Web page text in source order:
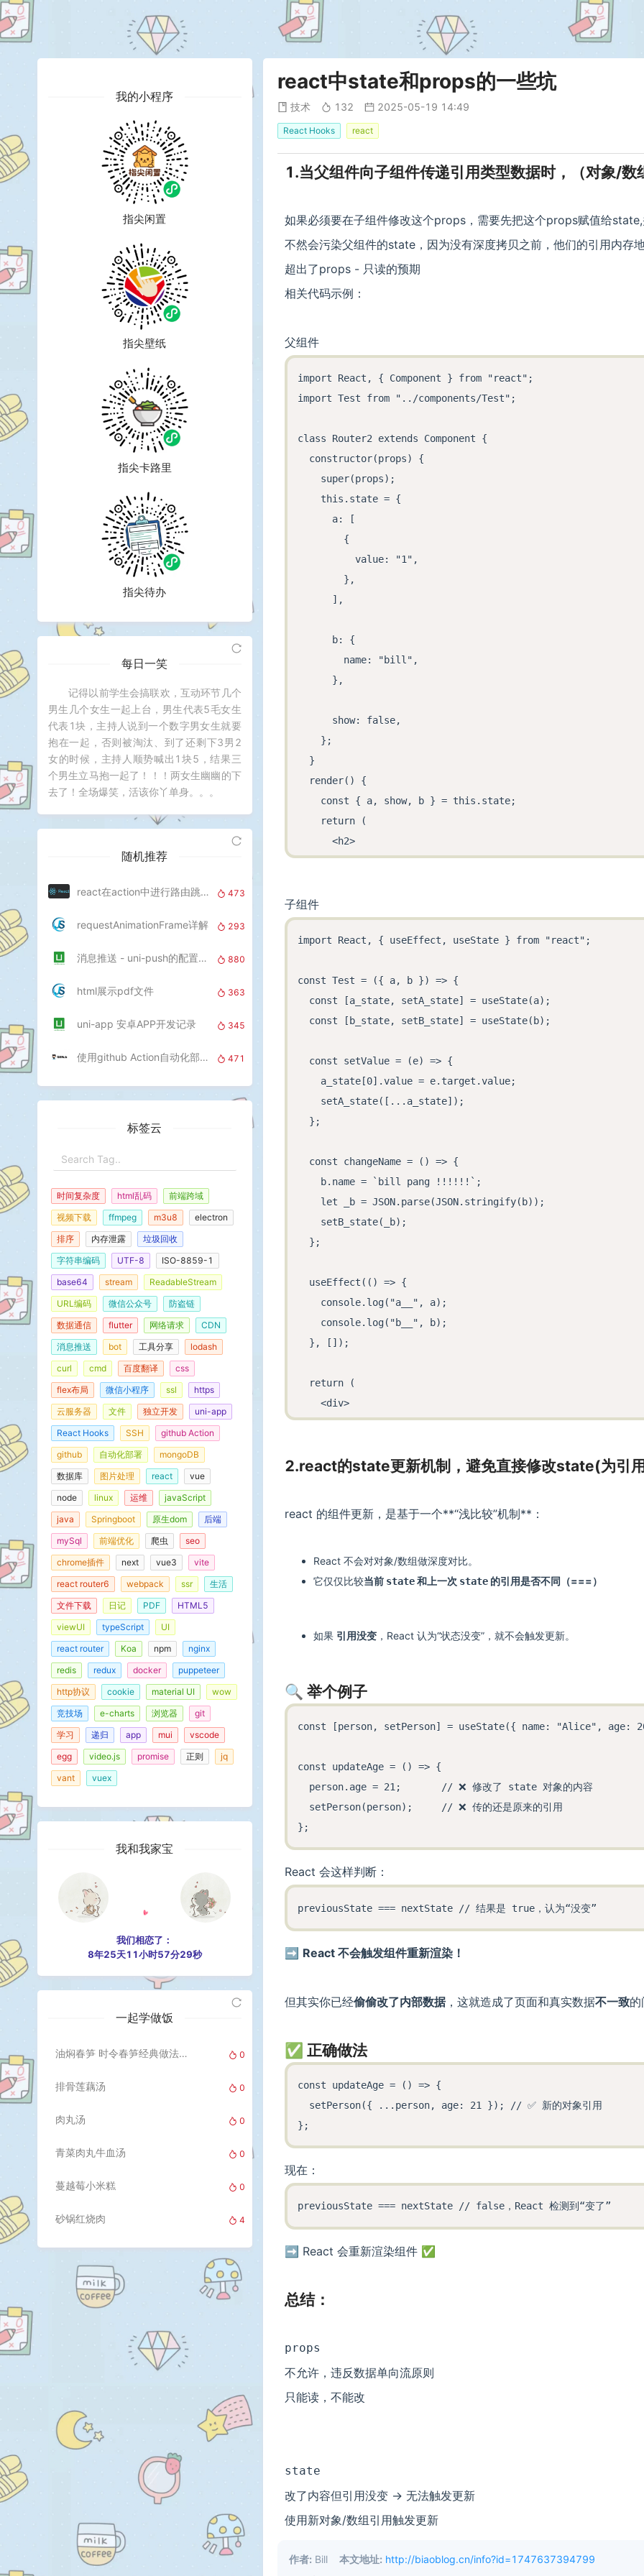
我的小程序
指尖闲置
指尖壁纸
指尖卡路里
指尖待办
每日一笑
记得以前学生会搞联欢，互动环节几个
男生几个女生一起上台，男生代表5毛女生
代表1块，主持人说到一个数字男女生就要
抱在一起，否则被淘汰、到了还剩下3男2
女的时候，主持人顺势喊出1块5，结果三
个男生立马抱一起了！！！两女生幽幽的下
去了！全场爆笑，活该你丫单身。。。
随机推荐
react在action中进行路由跳转 473
requestAnimationFrame详解 293
消息推送 - uni-push的配置和开通 880
html展示pdf文件 363
uni-app 安卓APP开发记录 345
使用github Action自动化部署next项目 471
标签云
时间复杂度 html乱码
前端跨域
视频下载
ffmpeg m3u8
electron
排序
内存泄露
垃圾回收
字符串编码
UTF-8
ISO-8859-1
base64
stream
ReadableStream
URL编码
微信公众号
防盗链
数据通信
flutter 网络请求
CDN
消息推送
bot 工具分享
lodash
curl
cmd 百度翻译
css
flex布局
微信小程序 ssl
https
云服务器
文件 独立开发
uni-app
React Hooks
SSH
github Action
github
自动化部署
mongoDB
数据库
图片处理 react
vue
node
linux 运维
javaScript
java
Springboot 原生dom
后端
mySql
前端优化 爬虫
seo
chrome插件
next vue3
vite
react router6
webpack ssr
生活
文件下载
日记 PDF
HTML5
viewUI
typeScript
UI
react router
Koa npm
nginx
redis
redux docker
puppeteer
http协议
cookie material UI
wow
竞技场
e-charts 浏览器
git
学习
递归 app mui
vscode
egg
video.js promise 正则
jq
vant
vuex
我和我家宝
我们相恋了：
8年25天11小时57分30秒
一起学做饭
油焖春笋 时令春笋经典做法 脆嫩鲜美又不腻口 0
排骨莲藕汤 0
肉丸汤 0
青菜肉丸牛血汤 0
蔓越莓小米糕 0
砂锅红烧肉 4
react中state和props的一些坑
技术 132 2025-05-19 14:49
React Hooks react
1.当父组件向子组件传递引用类型数据时，（对象/数
如果必须要在子组件修改这个props，需要先把这个props赋值给
不然会污染父组件的state，因为没有深度拷贝之前，他们的引用内存
超出了props - 只读的预期
相关代码示例：
父组件
import React, { Component } from "react";
import Test from "../components/Test";
class Router2 extends Component {
constructor(props) {
super(props);
this.state = {
a: [
{
value: "1",
},
],
b: {
name: "bill",
},
show: false,
};
}
render() {
const { a, show, b } = this.state;
return (
<h2>
Router2
a:
{a.map((item, index) => {
return <input type="text" value={item.value}
b:
{b.name}
</div>
<button onClick={() => this.setState({ show: false
) : (
<button onClick={() => this.setState({ show: true
)}
</h2>
);
子组件
import React, { useEffect, useState } from "react";
const Test = ({ a, b }) => {
const [a_state, setA_state] = useState(a);
const [b_state, setB_state] = useState(b);
const setValue = (e) => {
a_state[0].value = e.target.value;
setA_state([...a_state]);
};
const changeName = () => {
b.name = `bill pang !!!!!!`;
let _b = JSON.parse(JSON.stringify(b));
setB_state(_b);
};
useEffect(() => {
console.log("a__", a);
console.log("b__", b);
}, []);
return (
<div>
a_state: <br />
return (
value={item.value}
onChange={setValue}
/>
b_state: <br />
<button onClick={changeName}>修改名称</button>
</div>
);
export default Test;
2.react的state更新机制，避免直接修改state(为引
react 的组件更新，是基于一个**“浅比较”机制**：
React 不会对对象/数组做深度对比。
它仅仅比较当前 state和上一次 state的引用是否不同（===）
如果 引用没变，React 认为“状态没变”，就不会触发更新。
🔍 举个例子
const [person, setPerson] = useState({ name: "Alice", age:
const updateAge = () => {
  person.age = 21;       // ❌ 修改了 state 对象的内容
  setPerson(person);     // ❌ 传的还是原来的引用
React 会这样判断：
➡️ React 不会触发组件重新渲染！
但其实你已经偷偷改了内部数据，这就造成了页面和真实数据不一致的
✅ 正确做法
const updateAge = () => {
  setPerson({ ...person, age: 21 }); // ✅ 新的对象引用
现在：
➡️ React 会重新渲染组件 ✅
总结：
props
不允许，违反数据单向流原则
只能读，不能改
state
改了内容但引用没变 → 无法触发更新
使用新对象/数组引用触发更新
作者: Bill 本文地址: http://biaoblog.cn/info?id=1747637394799